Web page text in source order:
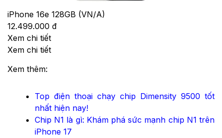
iPhone 16e 128GB (VN/A)
12.499.000 đ
Xem chi tiết
Xem chi tiết
Xem thêm:
Top điện thoại chạy chip Dimensity 9500 tốt
nhất hiện nay!
Chip N1 là gì: Khám phá sức mạnh chip N1 trên
iPhone 17